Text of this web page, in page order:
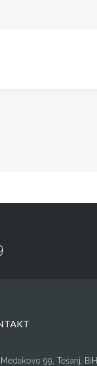
Medakovo 99, Tešanj, BiH